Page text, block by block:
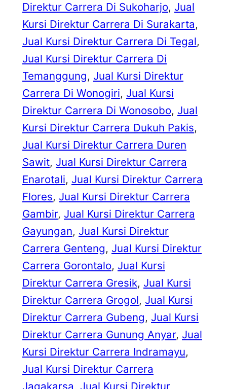
Direktur Carrera Di Sukoharjo, Jual
Kursi Direktur Carrera Di Surakarta
Jual Kursi Direktur Carrera Di Tegal
Jual Kursi Direktur Carrera Di
Temanggung, Jual Kursi Direktur
Carrera Di Wonogiri, Jual Kursi
Direktur Carrera Di Wonosobo, Jual
Kursi Direktur Carrera Dukuh Pakis
Jual Kursi Direktur Carrera Duren
Sawit, Jual Kursi Direktur Carrera
Enarotali, Jual Kursi Direktur Carrera
Flores, Jual Kursi Direktur Carrera
Gambir, Jual Kursi Direktur Carrera
Gayungan, Jual Kursi Direktur
Carrera Genteng, Jual Kursi Direktur
Carrera Gorontalo, Jual Kursi
Direktur Carrera Gresik, Jual Kursi
Direktur Carrera Grogol, Jual Kursi
Direktur Carrera Gubeng, Jual Kursi
Direktur Carrera Gunung Anyar, Jual
Kursi Direktur Carrera Indramayu
Jual Kursi Direktur Carrera
Jagakarsa, Jual Kursi Direktur